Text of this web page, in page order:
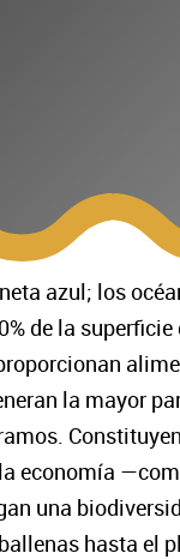
azul; los
de la superficie
la mayor
economía
una
hasta el